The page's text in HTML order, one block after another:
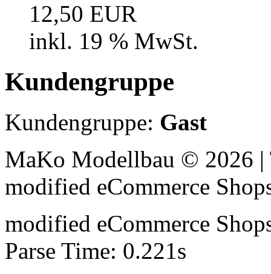
12,50 EUR
inkl. 19 % MwSt.
Kundengruppe
Kundengruppe: Gast
MaKo Modellbau © 2026
modified eCommerce
modified eCommerce
Parse Time: 0.221s